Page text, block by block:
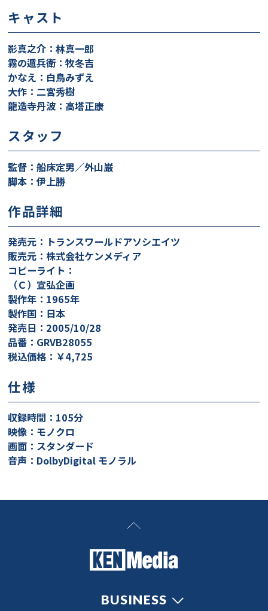
キャスト
影真之介：林真一郎
霧の遁兵衛：牧冬吉
かなえ：白鳥みずえ
大作：二宮秀樹
龍造寺丹波：高塔正康
スタッフ
監督：船床定男／外山巌
脚本：伊上勝
作品詳細
発売元：トランスワールドアソシエイツ
販売元：株式会社ケンメディア
コピーライト：
（Ｃ）宣弘企画
製作年：1965年
製作国：日本
発売日：2005/10/28
品番：GRVB28055
税込価格：￥4,725
仕様
収録時間：105分
映像：モノクロ
画面：スタンダード
音声：DolbyDigital モノラル
BUSINESS